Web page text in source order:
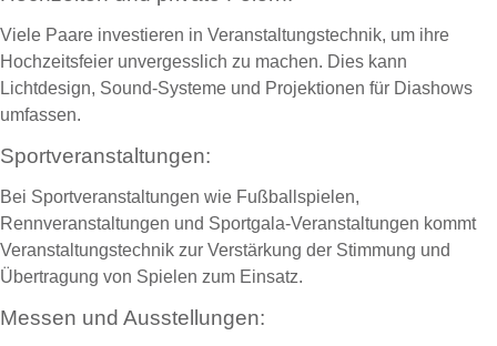
Viele Paare investieren in Veranstaltungstechnik, um ihre
Hochzeitsfeier unvergesslich zu machen. Dies kann
Lichtdesign, Sound-Systeme und Projektionen für Diashows
umfassen.
Sportveranstaltungen:
Bei Sportveranstaltungen wie Fußballspielen,
Rennveranstaltungen und Sportgala-Veranstaltungen kommt
Veranstaltungstechnik zur Verstärkung der Stimmung und
Übertragung von Spielen zum Einsatz.
Messen und Ausstellungen: